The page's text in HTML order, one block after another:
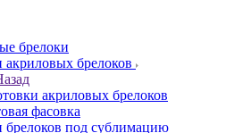
брелоки
акриловых брелоков
акриловых брелоков
фасовка
брелоков под сублимацию